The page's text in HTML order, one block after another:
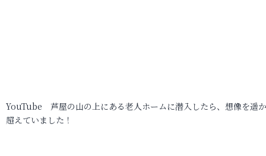
YouTube 芦屋の山の上にある老人ホームに潜入したら、想像を遥
超えていました！